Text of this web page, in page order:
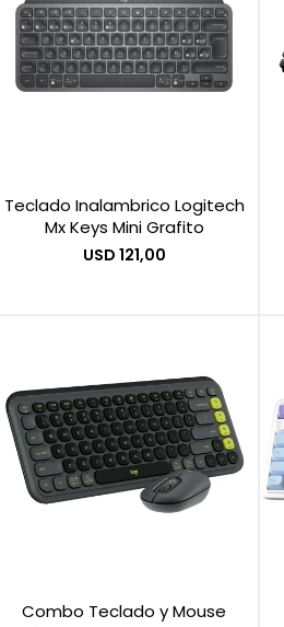
Teclado Inalambrico Logitech
Mx Keys Mini Grafito
USD 121,00
Combo Teclado y Mouse